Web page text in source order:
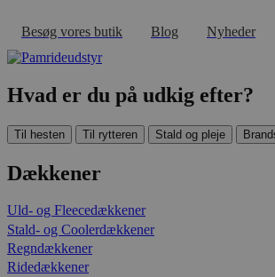
Besøg vores butik Blog Nyheder
Hvad er du på udkig efter?
Til hesten Til rytteren Stald og pleje
Dækkener
Uld- og Fleecedækkener
Stald- og Coolerdækkener
Regndækkener
Ridedækkener